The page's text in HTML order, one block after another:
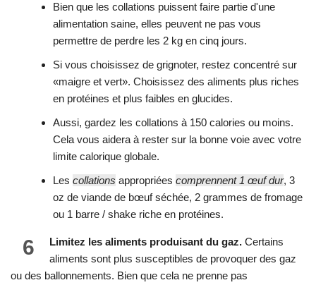
Bien que les collations puissent faire partie d'une
alimentation saine, elles peuvent ne pas vous
permettre de perdre les 2 kg en cinq jours.
Si vous choisissez de grignoter, restez concentré sur
«maigre et vert». Choisissez des aliments plus riches
en protéines et plus faibles en glucides.
Aussi, gardez les collations à 150 calories ou moins.
Cela vous aidera à rester sur la bonne voie avec votre
limite calorique globale.
Les collations appropriées comprennent 1 œuf dur, 3
oz de viande de bœuf séchée, 2 grammes de fromage
ou 1 barre / shake riche en protéines.
6 Limitez les aliments produisant du gaz. Certains
aliments sont plus susceptibles de provoquer des gaz
ou des ballonnements. Bien que cela ne prenne pas